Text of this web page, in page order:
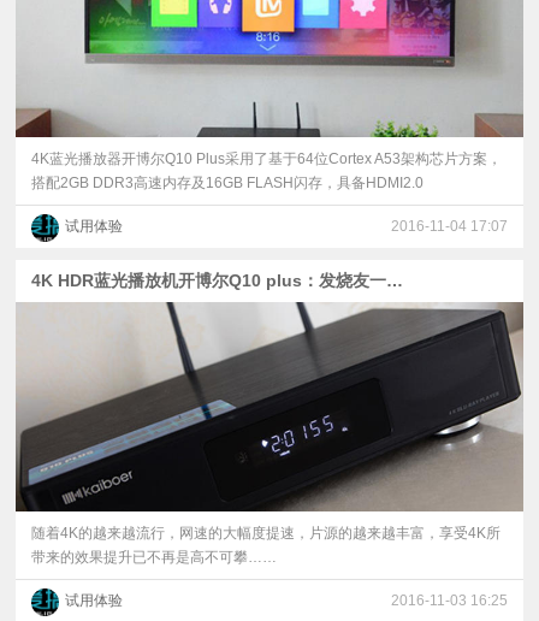
4K蓝光播放器开博尔Q10 Plus采用了基于64位Cortex A53架构芯片方案，
搭配2GB DDR3高速内存及16GB FLASH闪存，具备HDMI2.0
试用体验 2016-11-04 17:07
4K HDR蓝光播放机开博尔Q10 plus：发烧友一探到底解析各项功能
随着4K的越来越流行，网速的大幅度提速，片源的越来越丰富，享受4K所
带来的效果提升已不再是高不可攀……
试用体验 2016-11-03 16:25